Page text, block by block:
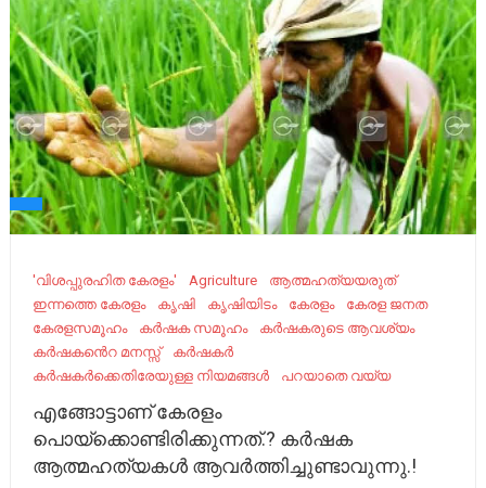
'വിശപ്പുരഹിത കേരളം' Agriculture
ആത്മഹത്യയരുത്
ഇന്നത്തെ കേരളം
കൃഷി കൃഷിയിടം കേരളം
കേരള ജനത
കേരളസമൂഹം
കർഷക സമൂഹം
കർഷകരുടെ ആവശ്യം
കർഷകൻെറ മനസ്സ്
കർഷകർ
കർഷകർക്കെതിരേയുള്ള നിയമങ്ങള്‍
പറയാതെ വയ്യ
എങ്ങോട്ടാണ് കേരളം
പൊയ്ക്കൊണ്ടിരിക്കുന്നത്.? കർഷക
ആത്മഹത്യകൾ ആവർത്തിച്ചുണ്ടാവുന്നു.!